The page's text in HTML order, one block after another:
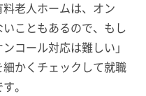
老人ホームは、オン
こともあるので、もし
コール対応は難しい」
かくチェックして就職
。